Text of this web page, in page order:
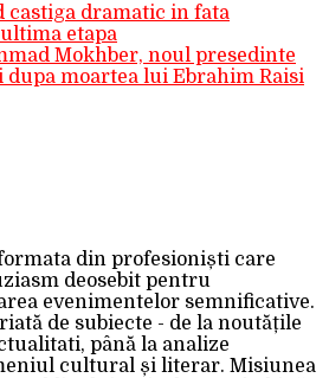
castiga dramatic in fata
etapa
Mokhber, noul presedinte
moartea lui Ebrahim Raisi
din profesioniști care
deosebit pentru
evenimentelor semnificative.
de subiecte - de la noutățile
până la analize
cultural și literar. Misiunea